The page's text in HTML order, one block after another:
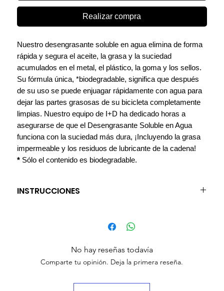
Realizar compra
Nuestro desengrasante soluble en agua elimina de forma
rápida y segura el aceite, la grasa y la suciedad
acumulados en el metal, el plástico, la goma y los sellos.
Su fórmula única, *biodegradable, significa que después
de su uso se puede enjuagar rápidamente con agua para
dejar las partes grasosas de su bicicleta completamente
limpias. Nuestro equipo de I+D ha dedicado horas a
asegurarse de que el Desengrasante Soluble en Agua
funciona con la suciedad más dura, ¡Incluyendo la grasa
impermeable y los residuos de lubricante de la cadena!
*Sólo el contenido es biodegradable.
INSTRUCCIONES
Deje hasta 5 minutos y use un cepillo o un paño para
Enjuague con agua fresca y limpia y deje que se seque o
limpie cualquier exceso con un paño limpio.
No hay reseñas todavía
Comparte tu opinión. Deja la primera reseña.